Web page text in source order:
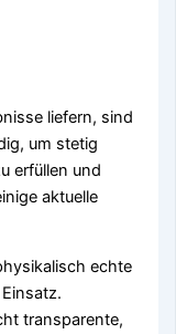
liefern, sind
um stetig
erfüllen und
aktuelle
echte
transparente,